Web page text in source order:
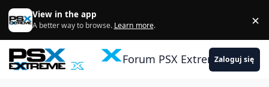
Skocz do zawartości
View in the app
A better way to browse. Learn more. ×
Forum PSX ExtremeZaloguj się